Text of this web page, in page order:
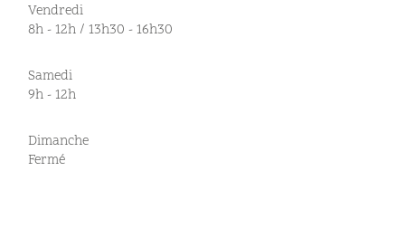
Vendredi
8h - 12h / 13h30 - 16h30
Samedi
9h - 12h
Dimanche
Fermé